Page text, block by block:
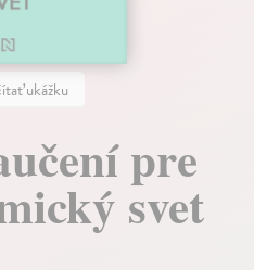
ukážku
pre
svet